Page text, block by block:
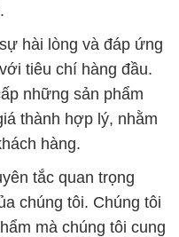
hài lòng và đáp ứng
tiêu chí hàng đầu.
những sản phẩm
thành hợp lý, nhằm
hàng.
tắc quan trọng
chúng tôi. Chúng tôi
mà chúng tôi cung